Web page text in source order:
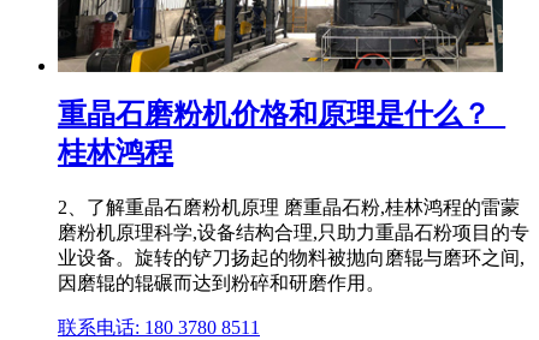
重晶石磨粉机价格和原理是什么？_
桂林鸿程
2、了解重晶石磨粉机原理 磨重晶石粉,桂林鸿程的雷蒙
磨粉机原理科学,设备结构合理,只助力重晶石粉项目的专
业设备。旋转的铲刀扬起的物料被抛向磨辊与磨环之间,
因磨辊的辊碾而达到粉碎和研磨作用。
联系电话: 180 3780 8511